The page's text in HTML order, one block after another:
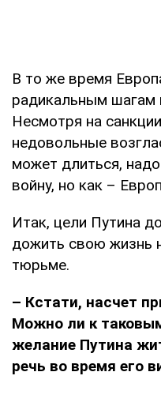
В то же время
радикальным шагам
Несмотря на
недовольные
может длиться,
войну, но как –
Итак, цели Путина
дожить свою жизнь
тюрьме.
– Кстати, насчет
Можно ли к
желание Путина
речь во время его